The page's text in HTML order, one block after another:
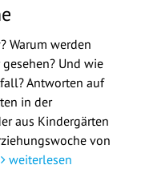
Warum werden
Und wie
Antworten auf
in der
aus Kindergärten
von
weiterlesen